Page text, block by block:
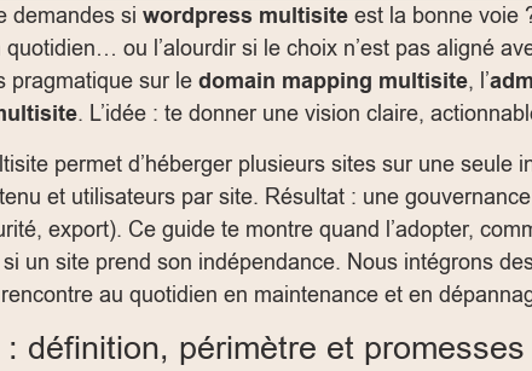
demandes si wordpress multisite est la bonne voie
ou l’alourdir si le choix n’est pas aligné
pragmatique sur le domain mapping multisite, l’
. L’idée : te donner une vision claire,
permet d’héberger plusieurs sites sur une
et utilisateurs par site. Résultat : une
export). Ce guide te montre quand l’adopter,
un site prend son indépendance. Nous intégrons
au quotidien en maintenance et en
définition, périmètre et promesses